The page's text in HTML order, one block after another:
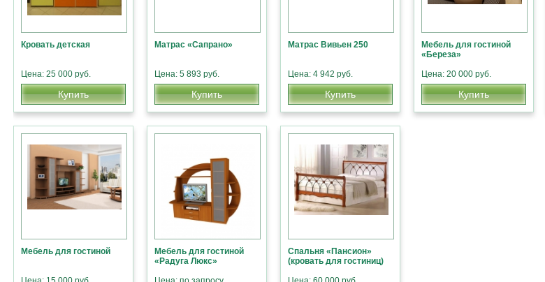
Кровать детская
Цена: 25 000 руб.
Купить
Матрас «Сапрано»
Цена: 5 893 руб.
Купить
Матрас Вивьен 250
Цена: 4 942 руб.
Купить
Мебель для гостиной
«Береза»
Цена: 20 000 руб.
Купить
Мебель для гостиной
Мебель для гостиной
«Радуга Люкс»
Спальня «Пансион»
(кровать для гостиниц)